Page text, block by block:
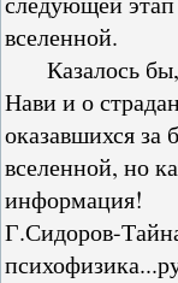
вселенной.
Казалось бы,
Нави и о
оказавшихся за
вселенной, но
информация!
Г.Сидоров-